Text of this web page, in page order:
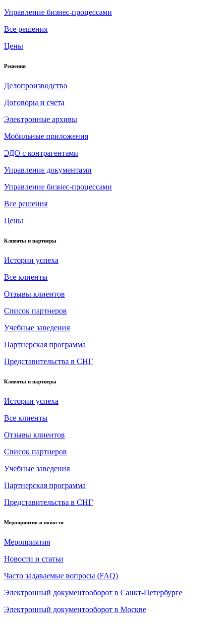
Управление бизнес-процессами
Все решения
Цены
Решения
Делопроизводство
Договоры и счета
Электронные архивы
Мобильные приложения
ЭДО с контрагентами
Управление документами
Управление бизнес-процессами
Все решения
Цены
Клиенты и партнеры
Истории успеха
Все клиенты
Отзывы клиентов
Список партнеров
Учебные заведения
Партнерская программа
Представительства в СНГ
Клиенты и партнеры
Истории успеха
Все клиенты
Отзывы клиентов
Список партнеров
Учебные заведения
Партнерская программа
Представительства в СНГ
Мероприятия и новости
Мероприятия
Новости и статьи
Часто задаваемые вопросы (FAQ)
Электронный документооборот в Санкт-Петербурге
Электронный документооборот в Москве